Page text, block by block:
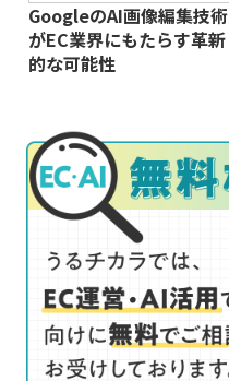
GoogleのAI画像編集技術
がEC業界にもたらす革新
的な可能性